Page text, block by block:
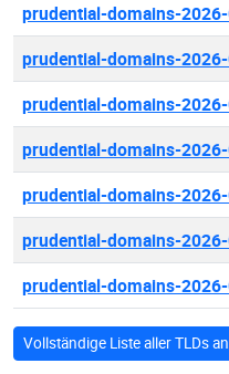
prudential-domains-
prudential-domains-
prudential-domains-
prudential-domains-
prudential-domains-
prudential-domains-
prudential-domains-
Vollständige Liste aller TLDs